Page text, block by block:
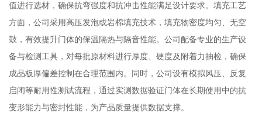
值进行选材，确保抗弯强度和抗冲击性能满足设计要求。填充工艺
方面，公司采用高压发泡或岩棉填充技术，填充物密度均匀、无空
鼓，有效提升门体的保温隔热与隔音性能。公司配备专业的生产设
备与检测工具，对每批原材料进行厚度、硬度及附着力抽检，确保
成品板厚偏差控制在合理范围内。同时，公司设有模拟风压、反复
启闭等耐用性测试流程，通过实测数据验证门体在长期使用中的抗
变形能力与密封性能，为产品质量提供数据支撑。